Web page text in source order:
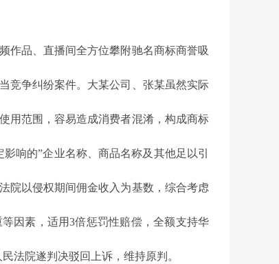
品、直播间全方位攀附驰名商标商誉吸
竞争纠纷案件。大某公司、张某虽然实际
用范围，容易造成消费者混淆，构成商标
响的”企业名称、商品名称及其他足以引
院以侵权期间佣金收入为基数，综合考虑
因素，适用3倍惩罚性赔偿，全额支持华
法院遂判决驳回上诉，维持原判。